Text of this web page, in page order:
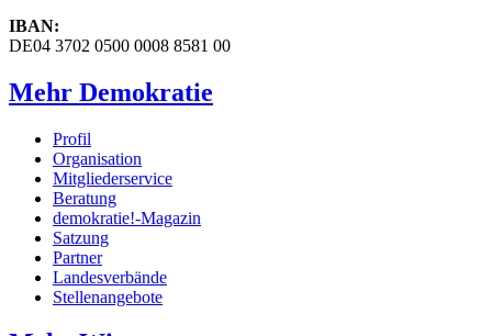
IBAN:
DE04 3702 0500 0008 8581 00
Mehr Demokratie
Profil
Organisation
Mitgliederservice
Beratung
demokratie!-Magazin
Satzung
Partner
Landesverbände
Stellenangebote